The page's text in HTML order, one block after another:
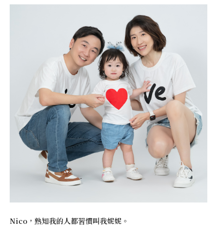
Nico，熟知我的人都習慣叫我妮妮。